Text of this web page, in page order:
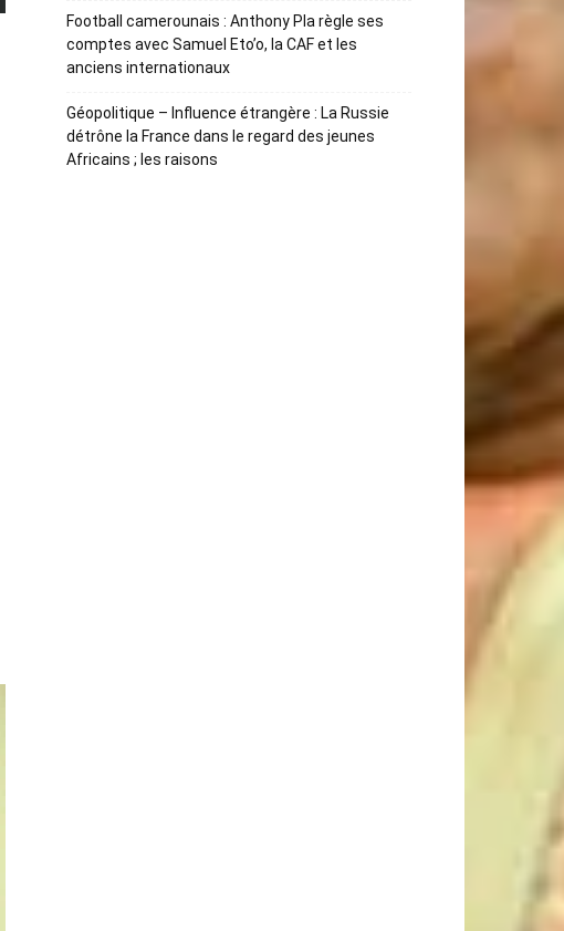
Football camerounais : Anthony Pla règle ses
comptes avec Samuel Eto’o, la CAF et les
anciens internationaux
Géopolitique – Influence étrangère : La Russie
détrône la France dans le regard des jeunes
Africains ; les raisons